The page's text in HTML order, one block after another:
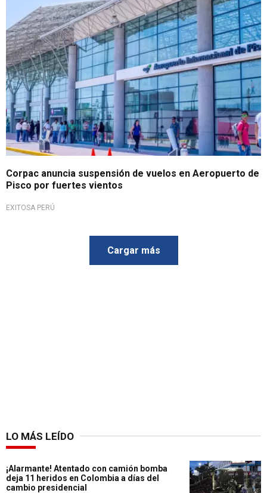
Corpac anuncia suspensión de vuelos en Aeropuerto de
Pisco por fuertes vientos
EXITOSA PERÚ
Cargar más
LO MÁS LEÍDO
¡Alarmante! Atentado con camión bomba
deja 11 heridos en Colombia a días del
cambio presidencial